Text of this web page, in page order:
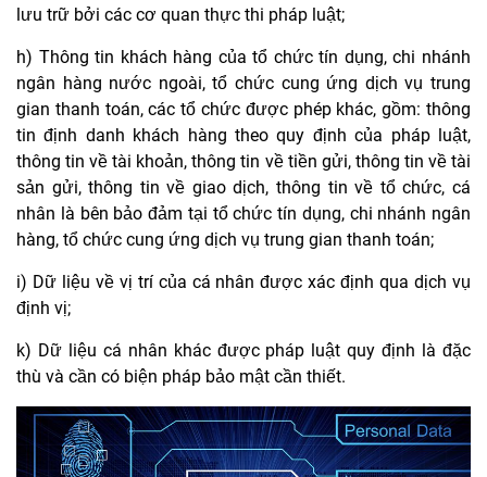
lưu trữ bởi các cơ quan thực thi pháp luật;
h) Thông tin khách hàng của tổ chức tín dụng, chi nhánh
ngân hàng nước ngoài, tổ chức cung ứng dịch vụ trung
gian thanh toán, các tổ chức được phép khác, gồm: thông
tin định danh khách hàng theo quy định của pháp luật,
thông tin về tài khoản, thông tin về tiền gửi, thông tin về tài
sản gửi, thông tin về giao dịch, thông tin về tổ chức, cá
nhân là bên bảo đảm tại tổ chức tín dụng, chi nhánh ngân
hàng, tổ chức cung ứng dịch vụ trung gian thanh toán;
i) Dữ liệu về vị trí của cá nhân được xác định qua dịch vụ
định vị;
k) Dữ liệu cá nhân khác được pháp luật quy định là đặc
thù và cần có biện pháp bảo mật cần thiết.